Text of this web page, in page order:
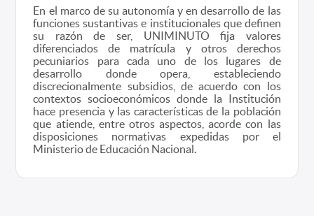
En el marco de su autonomía y en desarrollo de las
funciones sustantivas e institucionales que definen
su razón de ser, UNIMINUTO fija valores
diferenciados de matrícula y otros derechos
pecuniarios para cada uno de los lugares de
desarrollo donde opera, estableciendo
discrecionalmente subsidios, de acuerdo con los
contextos socioeconómicos donde la Institución
hace presencia y las características de la población
que atiende, entre otros aspectos, acorde con las
disposiciones normativas expedidas por el
Ministerio de Educación Nacional.